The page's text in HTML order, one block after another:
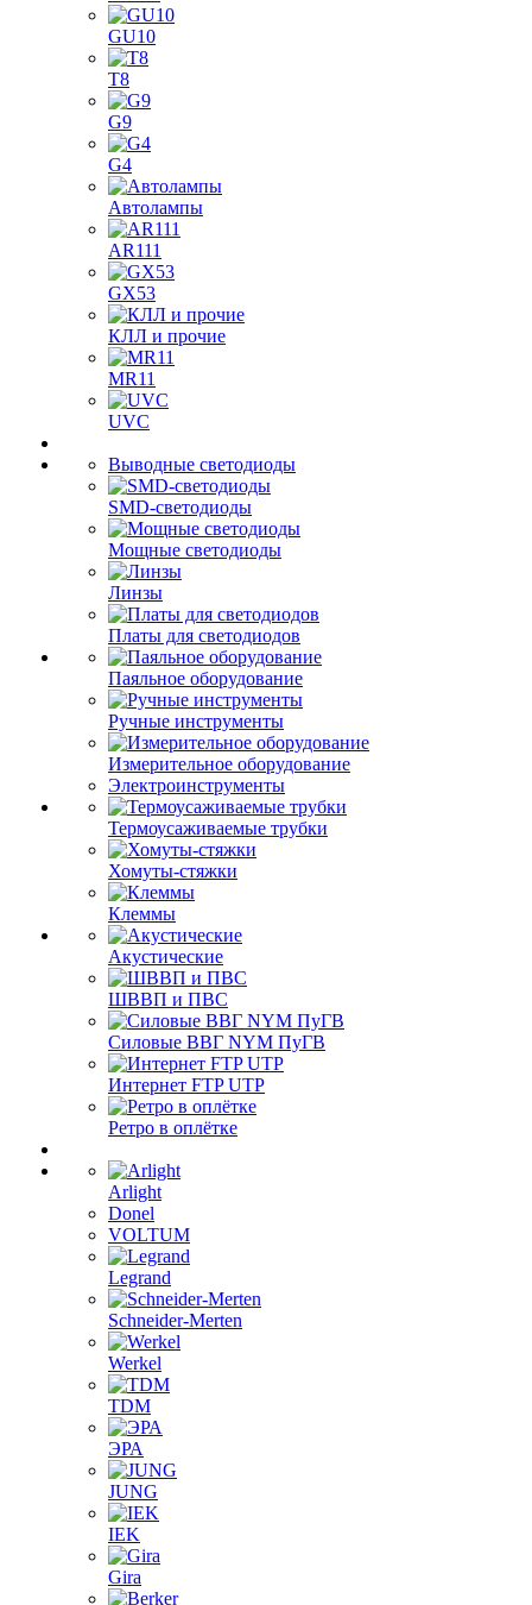
GU10
T8
G9
G4
Автолампы
AR111
GX53
КЛЛ и прочие
MR11
UVC
Выводные светодиоды
SMD-светодиоды
Мощные светодиоды
Линзы
Платы для светодиодов
Паяльное оборудование
Ручные инструменты
Измерительное оборудование
Электроинструменты
Термоусаживаемые трубки
Хомуты-стяжки
Клеммы
Акустические
ШВВП и ПВС
Силовые ВВГ NYM ПуГВ
Интернет FTP UTP
Ретро в оплётке
Arlight
Donel
VOLTUM
Legrand
Schneider-Merten
Werkel
TDM
ЭРА
JUNG
IEK
Gira